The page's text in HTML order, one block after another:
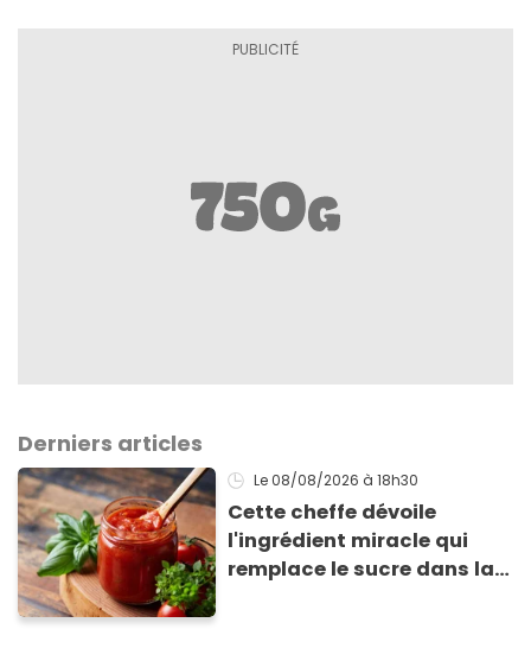
Derniers articles
Le 08/08/2026 à 18h30
Cette cheffe dévoile
l'ingrédient miracle qui
remplace le sucre dans la